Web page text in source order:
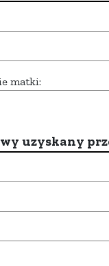
matki:
uzyskany